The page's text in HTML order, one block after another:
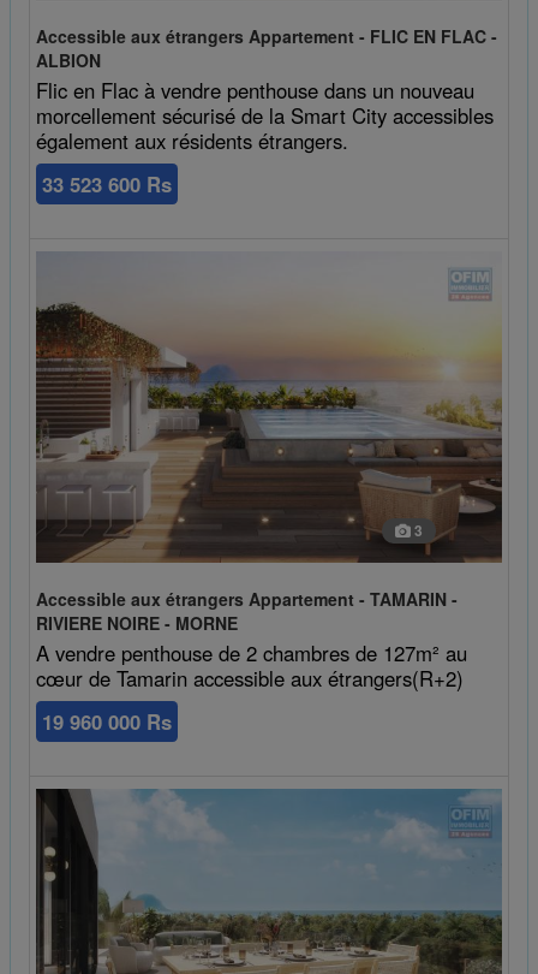
Accessible aux étrangers Appartement - FLIC EN FLAC -
ALBION
Flic en Flac à vendre penthouse dans un nouveau
morcellement sécurisé de la Smart City accessibles
également aux résidents étrangers.
33 523 600 Rs
3
Accessible aux étrangers Appartement - TAMARIN -
RIVIERE NOIRE - MORNE
A vendre penthouse de 2 chambres de 127m² au
cœur de Tamarin accessible aux étrangers(R+2)
19 960 000 Rs